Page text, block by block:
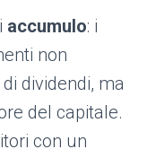
accumulo: i
non
dividendi, ma
del capitale.
con un